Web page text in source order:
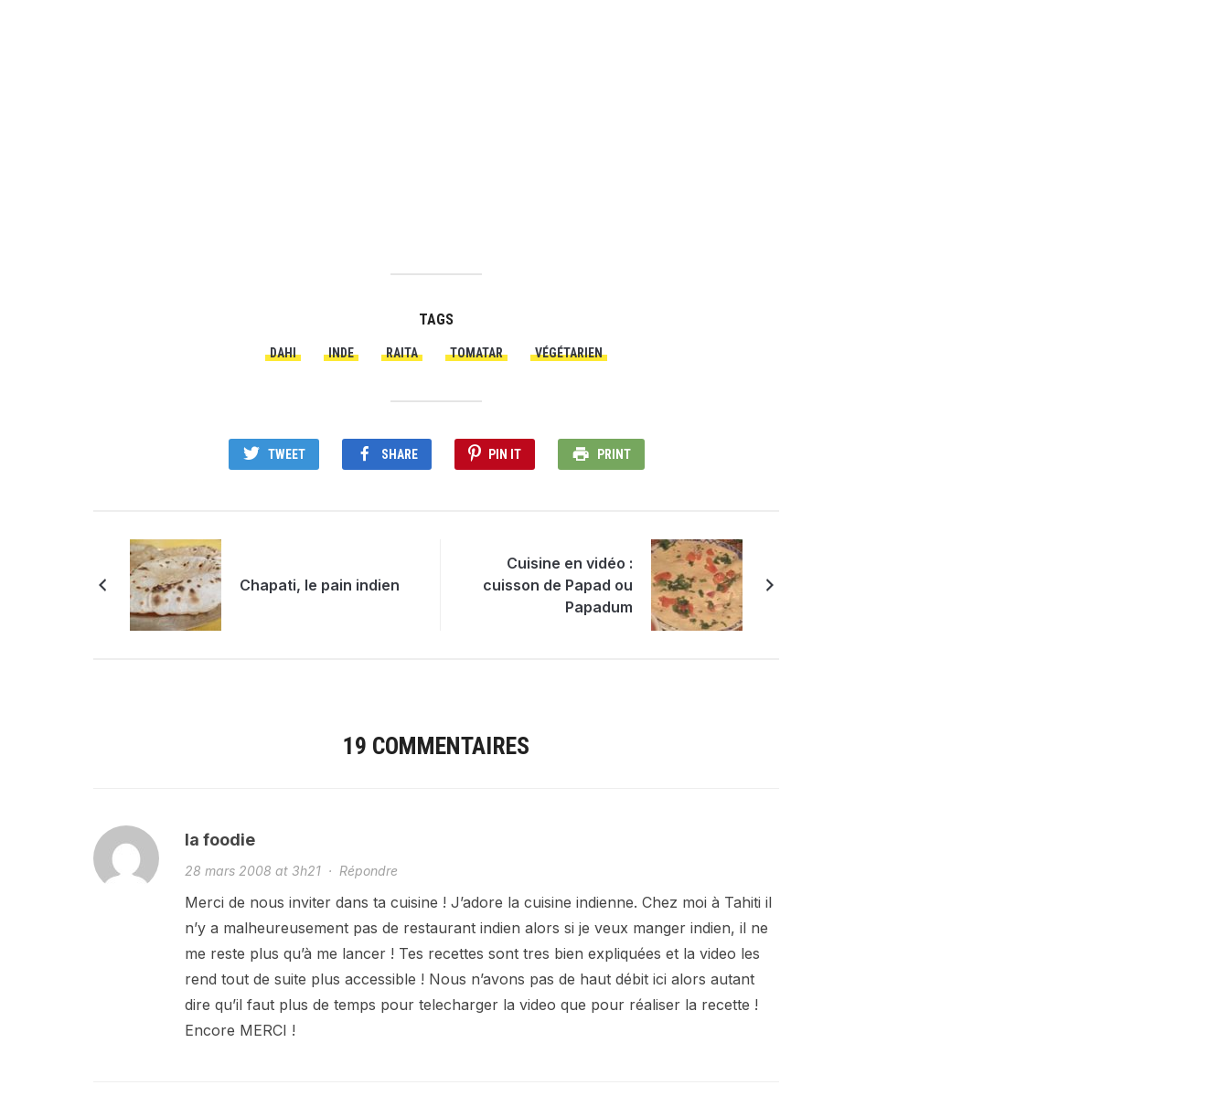
TAGS
DAHI INDE RAITA TOMATAR VÉGÉTARIEN
TWEET SHARE PIN IT PRINT
Chapati, le pain indien
Cuisine en vidéo :
cuisson de Papad ou
Papadum
19 COMMENTAIRES
la foodie
28 mars 2008 at 3h21 · Répondre
Merci de nous inviter dans ta cuisine ! J’adore la cuisine indienne. Chez moi à Tahiti il
n’y a malheureusement pas de restaurant indien alors si je veux manger indien, il ne
me reste plus qu’à me lancer ! Tes recettes sont tres bien expliquées et la video les
rend tout de suite plus accessible ! Nous n’avons pas de haut débit ici alors autant
dire qu’il faut plus de temps pour telecharger la video que pour réaliser la recette !
Encore MERCI !